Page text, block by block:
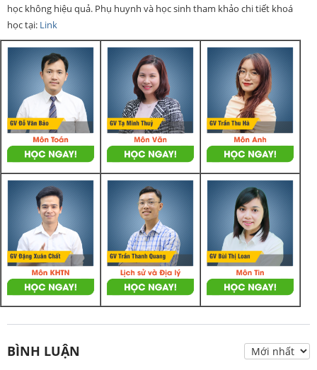
học không hiệu quả. Phụ huynh và học sinh tham khảo chi tiết khoá
học tại: Link
BÌNH LUẬN